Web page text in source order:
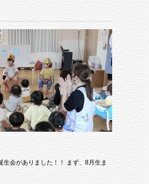
会がありました！！ まず、8月生ま